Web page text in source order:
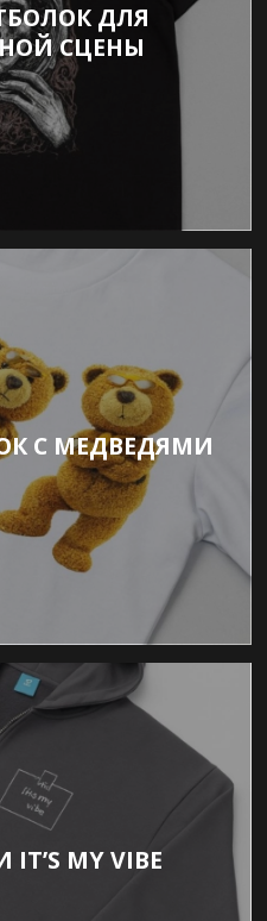
ДЛЯ
СЦЕНЫ
С МЕДВЕДЯМИ
MY VIBE